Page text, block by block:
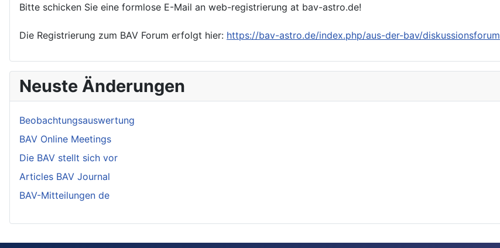
Bitte schicken Sie eine formlose E-Mail an web-registrierung at bav-astro.de!
Die Registrierung zum BAV Forum erfolgt hier: https://bav-astro.de/index.php/aus-der-bav/diskussionsforum
Neuste Änderungen
Beobachtungsauswertung
BAV Online Meetings
Die BAV stellt sich vor
Articles BAV Journal
BAV-Mitteilungen de